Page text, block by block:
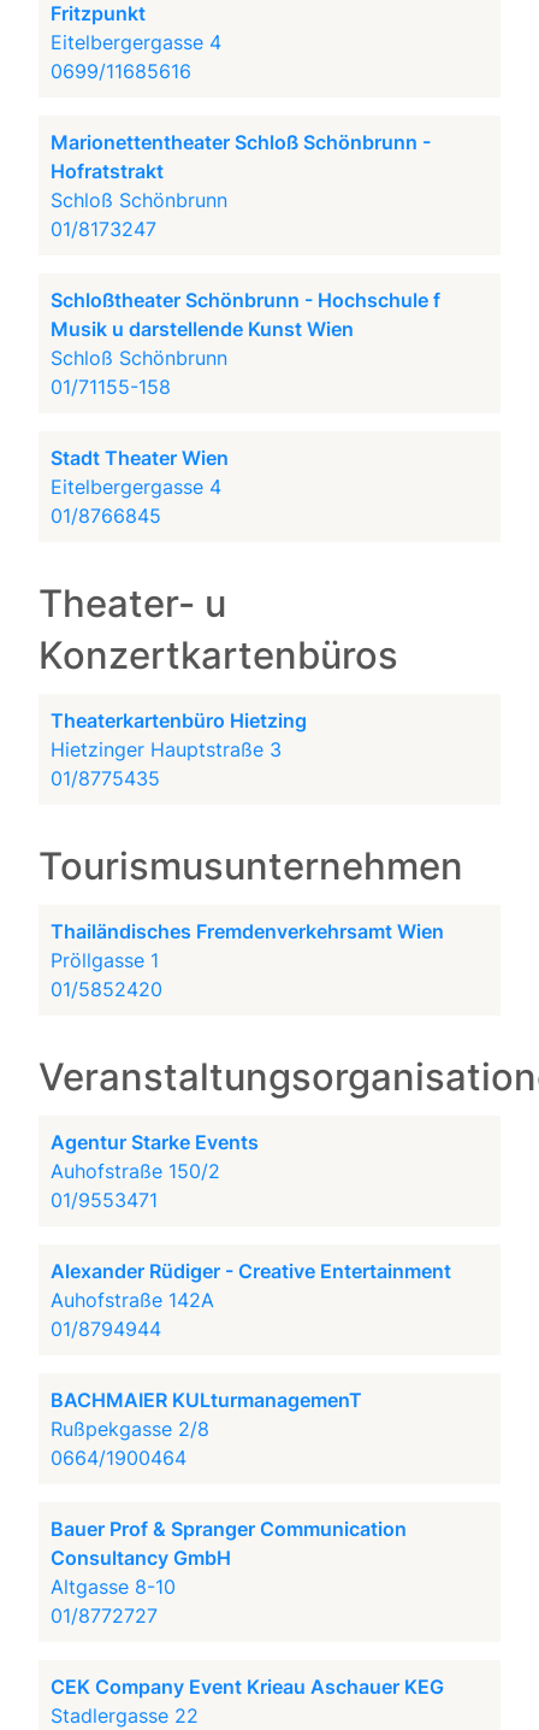
Fritzpunkt
Eitelbergergasse 4
0699/11685616
Marionettentheater Schloß Schönbrunn -
Hofratstrakt
Schloß Schönbrunn
01/8173247
Schloßtheater Schönbrunn - Hochschule f
Musik u darstellende Kunst Wien
Schloß Schönbrunn
01/71155-158
Stadt Theater Wien
Eitelbergergasse 4
01/8766845
Theater- u
Konzertkartenbüros
Theaterkartenbüro Hietzing
Hietzinger Hauptstraße 3
01/8775435
Tourismusunternehmen
Thailändisches Fremdenverkehrsamt Wien
Pröllgasse 1
01/5852420
Agentur Starke Events
Auhofstraße 150/2
01/9553471
Alexander Rüdiger - Creative Entertainment
Auhofstraße 142A
01/8794944
BACHMAIER KULturmanagemenT
Rußpekgasse 2/8
0664/1900464
Bauer Prof & Spranger Communication
Consultancy GmbH
Altgasse 8-10
01/8772727
CEK Company Event Krieau Aschauer KEG
Stadlergasse 22